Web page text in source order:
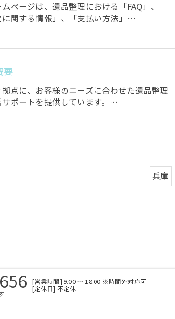
ページは、遺品整理における「FAQ」、
に関する情報」、「支払い方法」…
要
点に、お客様のニーズに合わせた遺品整理
サポートを提供しています。…
兵庫
[営業時間] 9:00 ～ 18:00 ※時間外対応可
[定休日] 不定休